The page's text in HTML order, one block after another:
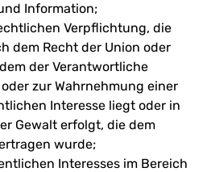
Information;
Verpflichtung, die
dem Recht der Union oder
der Verantwortliche
zur Wahrnehmung einer
Interesse liegt oder in
Gewalt erfolgt, die dem
wurde;
Interesses im Bereich